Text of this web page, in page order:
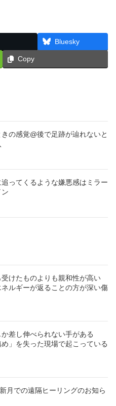
Bluesky
Copy
の感覚@後で足跡が辿れないと
ってくるような嫌悪感はミラー
受けたものよりも親和性が高い
ルギーが返ることの方が深い傷
差し伸べられない手がある
」を失った現場で起こっている
月での遠隔ヒーリングのお知ら